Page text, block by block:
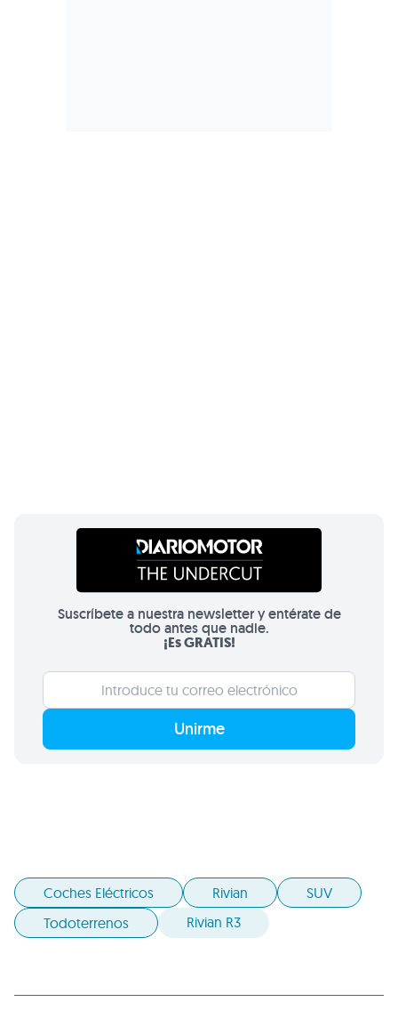
Suscríbete a nuestra newsletter y entérate de
todo antes que nadie.
¡Es GRATIS!
Unirme
Coches Eléctricos Rivian
SUV
Todoterrenos
Rivian R3